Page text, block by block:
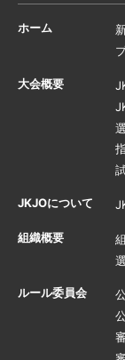
ホーム
大会概要
JKJOについて
組織概要
ルール委員会